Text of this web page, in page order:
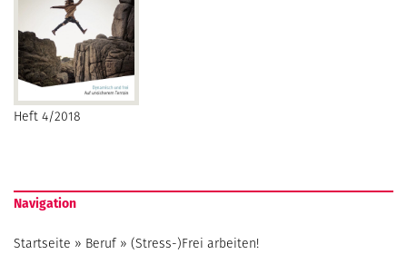
Heft 4/2018
Navigation
Startseite » Beruf» (Stress-)Frei arbeiten!